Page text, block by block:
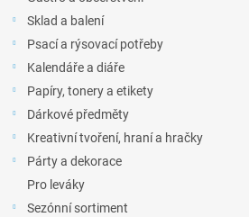
Sklad a balení
Psací a rýsovací potřeby
Kalendáře a diáře
Papíry, tonery a etikety
Dárkové předměty
Kreativní tvoření, hraní a hračky
Párty a dekorace
Pro leváky
Sezónní sortiment